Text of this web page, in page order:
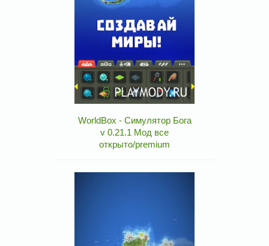
WorldBox - Симулятор Бога
v 0.21.1 Мод все
открыто/premium